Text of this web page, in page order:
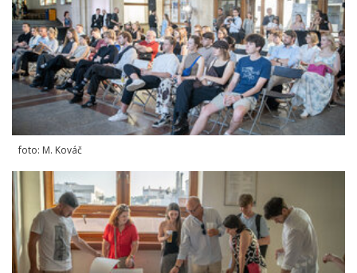
foto: M. Kováč